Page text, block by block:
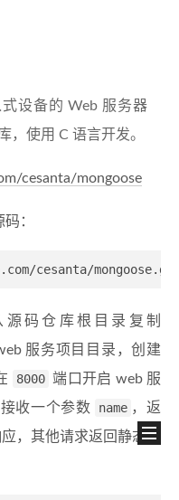
设备的 Web 服务器
，使用 C 语言开发。
cesanta/mongoose
：
cesanta/
码仓库根目录复制
服务项目目录，创建
8000 端口开启 web 服
收一个参数 name ，返
应，其他请求返回静态文